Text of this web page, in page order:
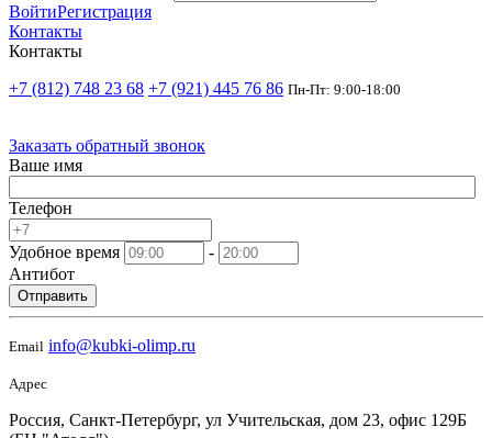
ВойтиРегистрация
Контакты
Контакты
+7 (812) 748 23 68 +7 (921) 445 76 86 Пн-Пт: 9:00-18:00
Заказать обратный звонок
Ваше имя
Телефон
Удобное время
-
Антибот
Отправить
Email info@kubki-olimp.ru
Адрес
Россия, Санкт-Петербург, ул Учительская, дом 23, офис 129Б